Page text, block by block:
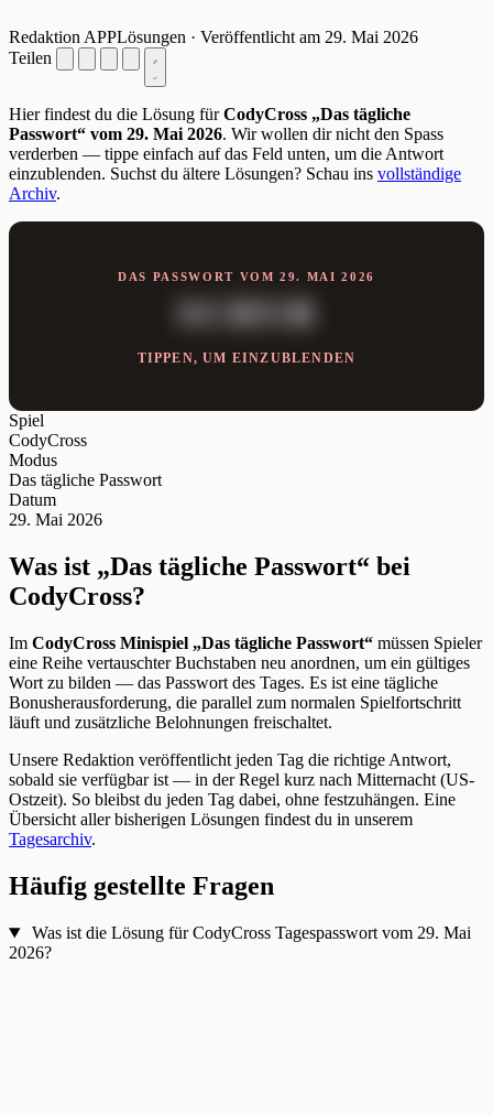
Redaktion APPLösungen · Veröffentlicht am 29. Mai 2026
Teilen
Hier findest du die Lösung fürCodyCross „Das tägliche
Passwort“ vom 29. Mai 2026. Wir wollen dir nicht den Spass
verderben — tippe einfach auf das Feld unten, um die Antwort
einzublenden. Suchst du ältere Lösungen? Schau ins vollständige
Archiv.
DAS PASSWORT VOM 29. MAI 2026
SCHUB
TIPPEN, UM EINZUBLENDEN
Spiel
CodyCross
Modus
Das tägliche Passwort
Datum
29. Mai 2026
Was ist „Das tägliche Passwort“ bei
CodyCross?
Im CodyCross Minispiel „Das tägliche Passwort“ müssen Spieler
eine Reihe vertauschter Buchstaben neu anordnen, um ein gültiges
Wort zu bilden — das Passwort des Tages. Es ist eine tägliche
Bonusherausforderung, die parallel zum normalen Spielfortschritt
läuft und zusätzliche Belohnungen freischaltet.
Unsere Redaktion veröffentlicht jeden Tag die richtige Antwort,
sobald sie verfügbar ist — in der Regel kurz nach Mitternacht (US-
Ostzeit). So bleibst du jeden Tag dabei, ohne festzuhängen. Eine
Übersicht aller bisherigen Lösungen findest du in unserem
Tagesarchiv.
Häufig gestellte Fragen
Was ist die Lösung für CodyCross Tagespasswort vom 29. Mai
2026?